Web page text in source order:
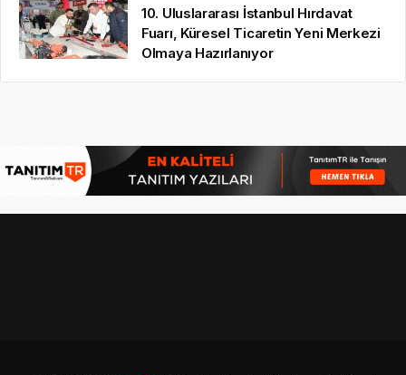
10. Uluslararası İstanbul Hırdavat
Fuarı, Küresel Ticaretin Yeni Merkezi
Olmaya Hazırlanıyor